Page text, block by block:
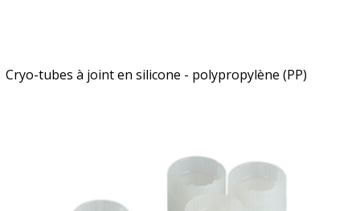
Cryo-tubes à joint en silicone - polypropylène (PP)